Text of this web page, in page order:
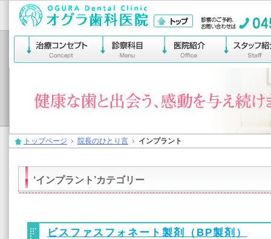
横浜市保土ヶ谷区宮
トップページ 院長のひとり言 インプラント
‘インプラント’カテゴリー
ビスファスフォネート製剤（BP製剤）